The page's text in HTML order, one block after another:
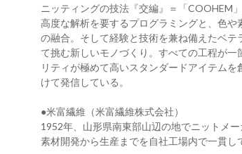
ニッティングの技法『交編』＝「COOHEM
高度な解析を要するプログラミングと、色
の融合。そして経験と技術を兼ね備えたベ
て挑む新しいモノづくり。すべての工程が
リティが極めて高いスタンダードアイテム
けて発信している。
●米富繊維（米富繊維株式会社）
1952年、山形県南東部山辺の地でニットメー
素材開発から生産までを自社工場内で一貫し